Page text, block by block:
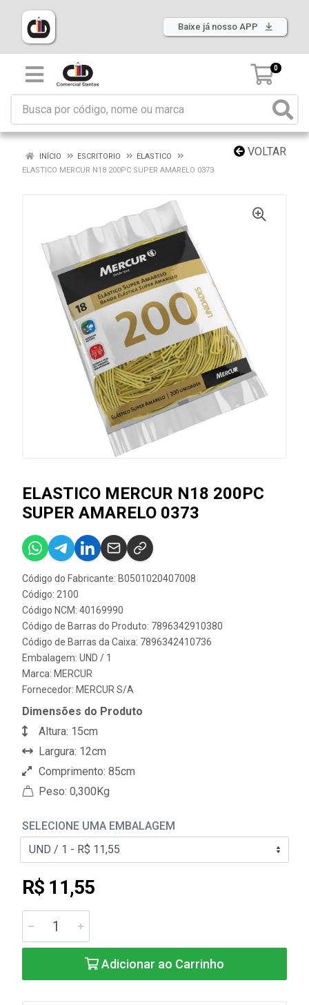
Baixe já nosso APP
0
VOLTAR
INÍCIO ESCRITORIO
ELASTICO
ELASTICO MERCUR N18 200PC SUPER AMARELO 0373
ELASTICO MERCUR N18 200PC
SUPER AMARELO 0373
Código do Fabricante: B0501020407008
Código: 2100
Código NCM: 40169990
Código de Barras do Produto: 7896342910380
Código de Barras da Caixa: 7896342410736
Embalagem: UND / 1
Marca: MERCUR
Fornecedor: MERCUR S/A
Dimensões do Produto
Altura: 15cm
Largura: 12cm
Comprimento: 85cm
Peso: 0,300Kg
SELECIONE UMA EMBALAGEM
R$ 11,55
Adicionar ao Carrinho